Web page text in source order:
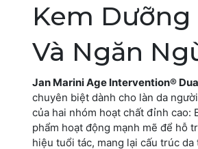
Kem
Và Ngăn
Jan Marini Age Intervention®
chuyên biệt dành cho làn da
của hai nhóm hoạt chất đỉnh
phẩm hoạt động mạnh mẽ để hỗ
hiệu tuổi tác, mang lại cấu trúc